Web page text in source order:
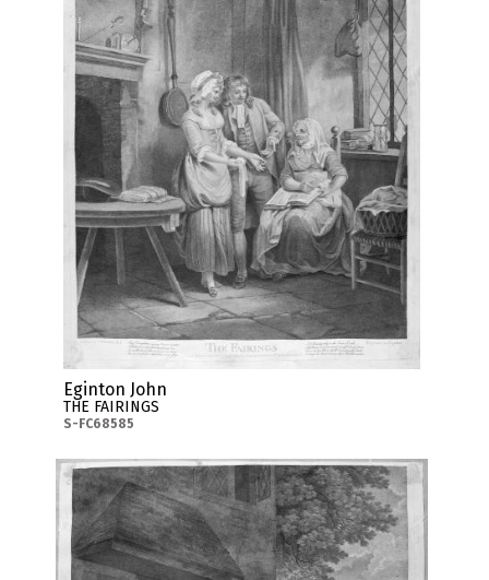
Eginton John
THE FAIRINGS
S-FC68585